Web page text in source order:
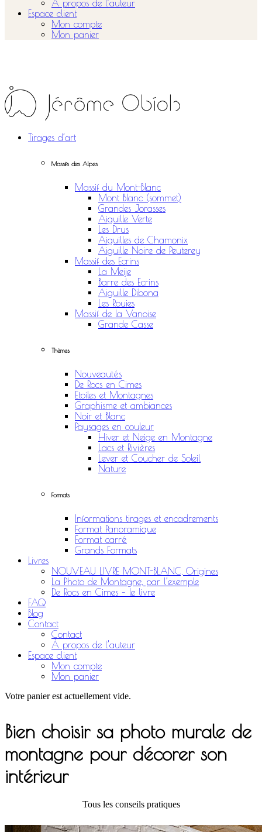
À propos de l’auteur
Espace client
Mon compte
Mon panier
Tirages d’art
Massifs des Alpes
Massif du Mont-Blanc
Mont Blanc (sommet)
Grandes Jorasses
Aiguille Verte
Les Drus
Aiguilles de Chamonix
Aiguille Noire de Peuterey
Massif des Ecrins
La Meije
Barre des Ecrins
Aiguille Dibona
Les Rouies
Massif de la Vanoise
Grande Casse
Thèmes
Nouveautés
De Rocs en Cimes
Etoiles et Montagnes
Graphisme et ambiances
Noir et Blanc
Paysages en couleur
Hiver et Neige en Montagne
Lacs et Rivières
Lever et Coucher de Soleil
Nature
Formats
Informations tirages et encadrements
Format Panoramique
Format carré
Grands Formats
Livres
NOUVEAU LIVRE MONT-BLANC, Origines
La Photo de Montagne, par l’exemple
De Rocs en Cimes – le livre
FAQ
Blog
Contact
Contact
À propos de l’auteur
Espace client
Mon compte
Mon panier
Votre panier est actuellement vide.
Bien choisir sa photo murale de
montagne pour décorer son
intérieur
Tous les conseils pratiques